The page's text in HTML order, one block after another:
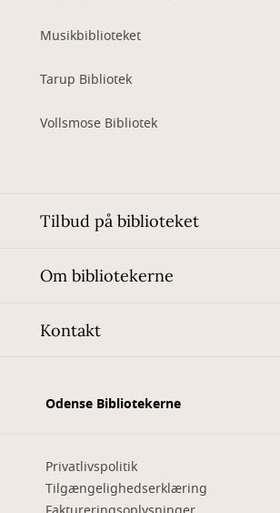
Musikbiblioteket
Tarup Bibliotek
Vollsmose Bibliotek
Tilbud på biblioteket
Om bibliotekerne
Kontakt
Odense Bibliotekerne
Privatlivspolitik
Tilgængelighedserklæring